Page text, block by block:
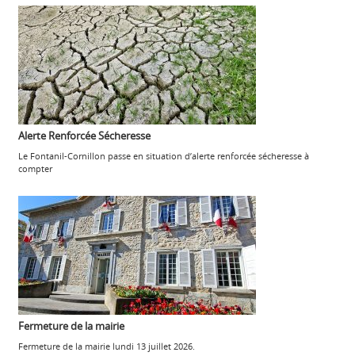
Alerte Renforcée Sécheresse
Le Fontanil-Cornillon passe en situation d’alerte renforcée sécheresse à
compter
Fermeture de la mairie
Fermeture de la mairie lundi 13 juillet 2026.